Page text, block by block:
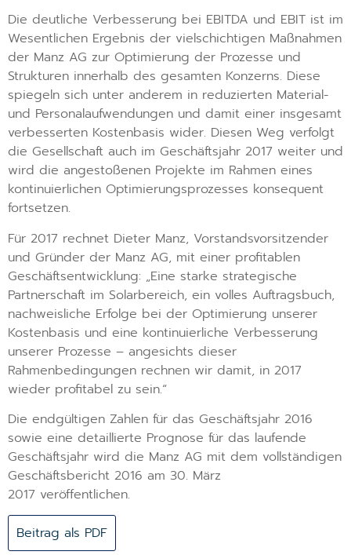
Die deutliche Verbesserung bei EBITDA und EBIT ist im
Wesentlichen Ergebnis der vielschichtigen Maßnahmen
der Manz AG zur Optimierung der Prozesse und
Strukturen innerhalb des gesamten Konzerns. Diese
spiegeln sich unter anderem in reduzierten Material-
und Personalaufwendungen und damit einer insgesamt
verbesserten Kostenbasis wider. Diesen Weg verfolgt
die Gesellschaft auch im Geschäftsjahr 2017 weiter und
wird die angestoßenen Projekte im Rahmen eines
kontinuierlichen Optimierungsprozesses konsequent
fortsetzen.
Für 2017 rechnet Dieter Manz, Vorstandsvorsitzender
und Gründer der Manz AG, mit einer profitablen
Geschäftsentwicklung: „Eine starke strategische
Partnerschaft im Solarbereich, ein volles Auftragsbuch,
nachweisliche Erfolge bei der Optimierung unserer
Kostenbasis und eine kontinuierliche Verbesserung
unserer Prozesse – angesichts dieser
Rahmenbedingungen rechnen wir damit, in 2017
wieder profitabel zu sein.“
Die endgültigen Zahlen für das Geschäftsjahr 2016
sowie eine detaillierte Prognose für das laufende
Geschäftsjahr wird die Manz AG mit dem vollständigen
Geschäftsbericht 2016 am 30. März
2017 veröffentlichen.
Beitrag als PDF